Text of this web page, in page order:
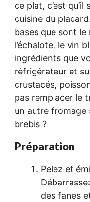
ce plat, c’est
cuisine du
bases que sont le
l’échalote, le vin
ingrédients que
réfrigérateur et
crustacés,
pas remplacer le
un autre fromage
brebis ?
Préparation
Pelez et
des fanes